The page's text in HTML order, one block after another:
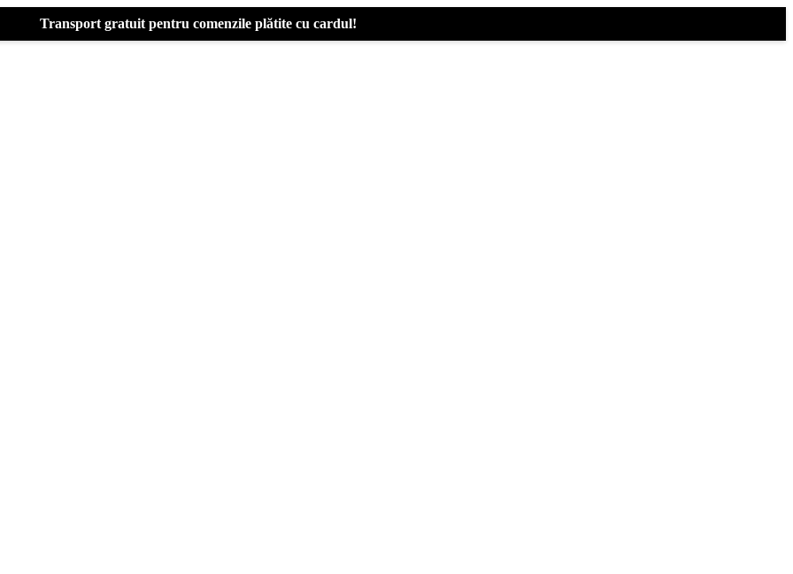
Transport gratuit pentru comenzile plătite cu cardul!